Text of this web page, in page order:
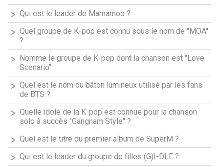
Qui est le leader de Mamamoo ?
Quel groupe de K-pop est connu sous le nom de "MOA"
?
Nomme le groupe de K-pop dont la chanson est "Love
Scenario".
Quel est le nom du bâton lumineux utilisé par les fans
de BTS ?
Quelle idole de la K-pop est connue pour la chanson
solo à succès "Gangnam Style" ?
Quel est le titre du premier album de SuperM ?
Qui est le leader du groupe de filles (G)I-DLE ?